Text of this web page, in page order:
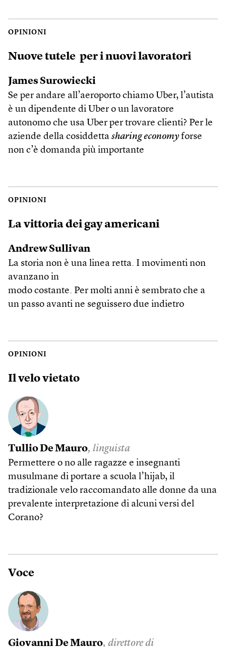
OPINIONI
Nuove tutele per i nuovi lavoratori
James Surowiecki
Se per andare all’aeroporto chiamo Uber, l’autista
è un dipendente di Uber o un lavoratore
autonomo che usa Uber per trovare clienti? Per le
aziende della cosiddetta sharing economy forse
non c’è domanda più importante
OPINIONI
La vittoria dei gay americani
Andrew Sullivan
La storia non è una linea retta. I movimenti non
avanzano in
modo costante. Per molti anni è sembrato che a
un passo avanti ne seguissero due indietro
OPINIONI
Il velo vietato
Tullio De Mauro, linguista
Permettere o no alle ragazze e insegnanti
musulmane di portare a scuola l’hijab, il
tradizionale velo raccomandato alle donne da una
prevalente interpretazione di alcuni versi del
Corano?
Voce
Giovanni De Mauro, direttore di